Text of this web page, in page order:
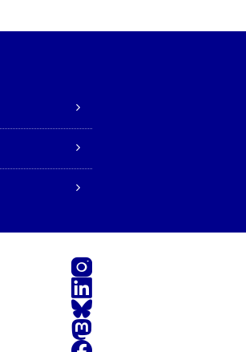
Instagram
LinkedIn
Bluesky
Mastodon
Facebook